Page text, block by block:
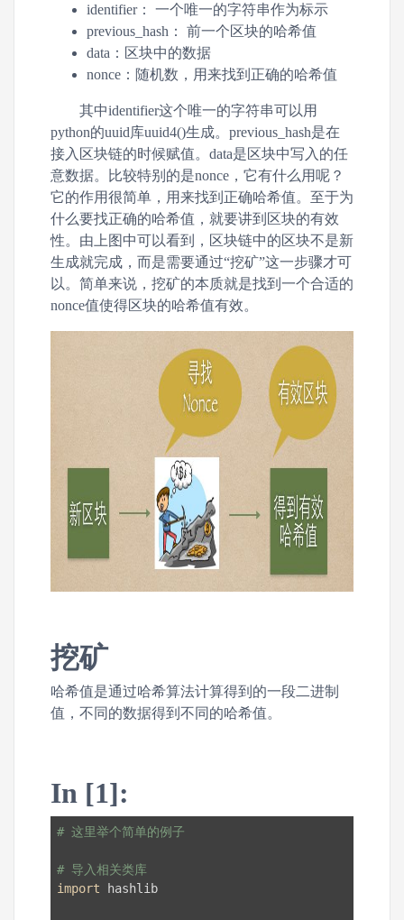
identifier： 一个唯一的字符串作为标示
previous_hash： 前一个区块的哈希值
data：区块中的数据
nonce：随机数，用来找到正确的哈希值
其中identifier这个唯一的字符串可以用
python的uuid库uuid4()生成。previous_hash是在
接入区块链的时候赋值。data是区块中写入的任
意数据。比较特别的是nonce，它有什么用呢？
它的作用很简单，用来找到正确哈希值。至于为
什么要找正确的哈希值，就要讲到区块的有效
性。由上图中可以看到，区块链中的区块不是新
生成就完成，而是需要通过“挖矿”这一步骤才可
以。简单来说，挖矿的本质就是找到一个合适的
nonce值使得区块的哈希值有效。
挖矿
哈希值是通过哈希算法计算得到的一段二进制
值，不同的数据得到不同的哈希值。
In [1]:
# 这里举个简单的例子
# 导入相关类库
import hashlib